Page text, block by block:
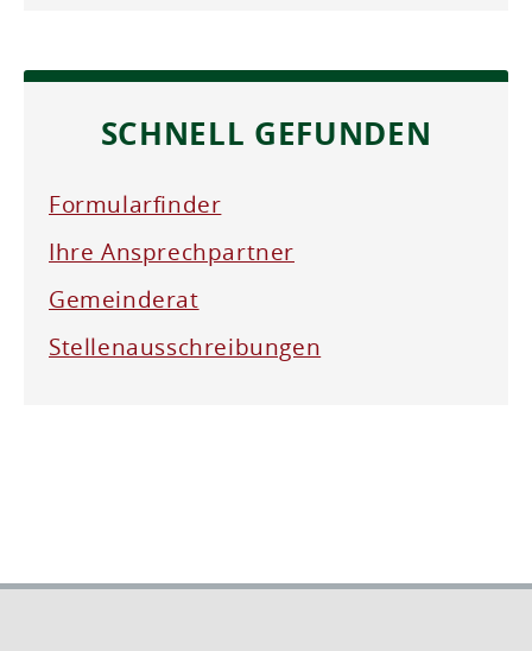
SCHNELL GEFUNDEN
Formularfinder
Ihre Ansprechpartner
Gemeinderat
Stellenausschreibungen